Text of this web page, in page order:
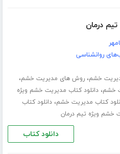
درمان
روانشناسی
خشم،روش های مدیریت خشم،
خشم،دانلود کتاب مدیریت خشم ویژه
کتاب مدیریت خشم،دانلود کتاب
خشم ویژه تیم درمان
دانلود کتاب